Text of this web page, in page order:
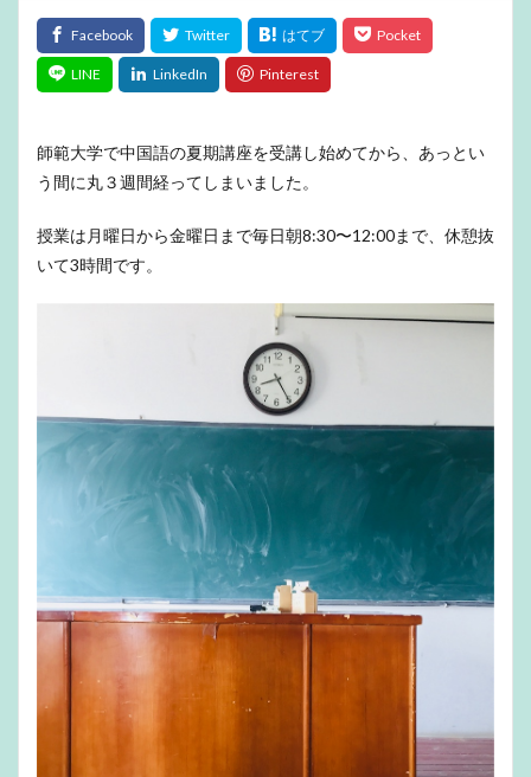
師範大学で中国語の夏期講座を受講し始めてから、あっとい
う間に丸３週間経ってしまいました。
授業は月曜日から金曜日まで毎日朝8:30〜12:00まで、休憩抜
いて3時間です。